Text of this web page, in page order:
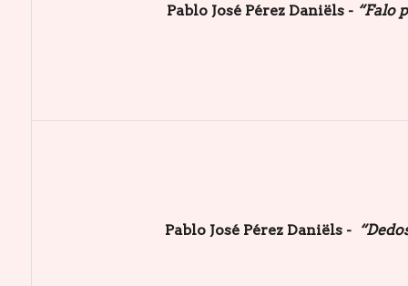
Pablo José Pérez Daniëls - “Falo
Pablo José Pérez Daniëls -